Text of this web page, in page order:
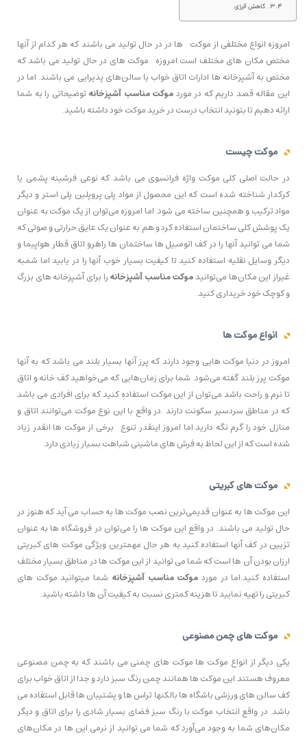
کاهش آلرژی
امروزه انواع مختلفی از موکت ها در در حال تولید می باشند که هر کدام از آنها
مختص مکان های مختلف است.امروزه موکت های در حال تولید می باشد که
مختص به آشپزخانه ها ادارات اتاق خواب یا سالن‌های پذیرایی می باشند. اما در
این مقاله قصد داریم که در موردموکت مناسب آشپزخانهتوضیحاتی را به شما
ارائه دهیم تا بتونید انتخاب درست در خرید موکت خود داشته باشید.
موکت چیست
در حالت اصلی کلی موکت واژه فرانسوی می باشد که نوعی فرشینه پشمی یا
کرکدار شناخته شده است که این محصول از مواد پلی پروپلین پلی استر و دیگر
مواد ترکیب و همچنین ساخته می شود. اما امروزه می‌توان از یک موکت به عنوان
یک پوشش کلی ساختمان استفاده کرد و هم به عنوان یک عایق حرارتی و صوتی که
شما می توانید آنها را در کف اتومبیل ها ساختمان ها راهرو اتاق قطار هواپیما و
دیگر وسایل نقلیه استفاده کنید تا کیفیت بسیار خوب آنها را در یابید اما شمبه
غیراز این مکان‌ها می‌توانیدموکت مناسب آشپزخانهرا برای آشپزخانه های بزرگ
و کوچک خود خریداری کنید.
انواع موکت ها
امروز در دنیا موکت هایی وجود دارند که پرز آنها بسیار بلند می باشد که به آنها
موکت پرز بلند گفته می‌شود. شما برای زمان‌هایی که می‌خواهید کف خانه و اتاق
تا نرم و راحت باشد می‌توان از این موکت استفاده کنید که برای افرادی می باشد
که در مناطق سردسیر سکونت دارند .در واقع با این نوع موکت می‌توانند اتاق و
منازل خود را گرم نگه دارید.اما امروز اینقدر تنوع برخی از موکت ها انقدر زیاد
شده است که از این لحاظ به فرش های ماشینی شباهت بسیار زیادی دارد.
موکت های کبریتی
این موکت ها به عنوان قدیمی‌ترین نصب موکت ها به حساب می آید که هنوز در
حال تولید می باشند. در واقع این موکت ها را می‌توان در فروشگاه ها به عنوان
تزیین در کف آنها استفاده کنید به هر حال مهمترین ویژگی موکت های کبریتی
ارزان بودن آن ها است که شما می توانید از این موکت ها در مناطق بسیار مختلف
استفاده کنید.اما در مورد موکت مناسب آشپزخانه شما میتوانید موکت های
کبریتی را تهیه نمایید تا هزینه کمتری نسبت به کیفیت آن ها داشته باشید.
موکت های چمن مصنوعی
یکی دیگر از انواع موکت ها موکت های چمنی می باشند که به چمن مصنوعی
معروف هستند.این موکت ها همانند چمن رنگ سبز دارد و جدا از اتاق خواب برای
کف سالن های ورزشی باشگاه ها بالکنها تراس ها و پشتیبان ها قابل استفاده می
باشد. در واقع انتخاب موکت با رنگ سبز فضای بسیار شادی را برای اتاق و دیگر
مکان‌های شما به وجود می‌آورد که شما می توانید از نرمی این ها در مکان‌های